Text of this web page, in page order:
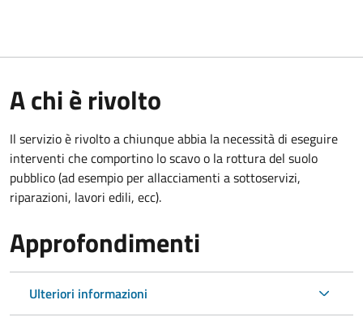
A chi è rivolto
Il servizio è rivolto a chiunque abbia la necessità di eseguire
interventi che comportino lo scavo o la rottura del suolo
pubblico (ad esempio per allacciamenti a sottoservizi,
riparazioni, lavori edili, ecc).
Approfondimenti
Ulteriori informazioni